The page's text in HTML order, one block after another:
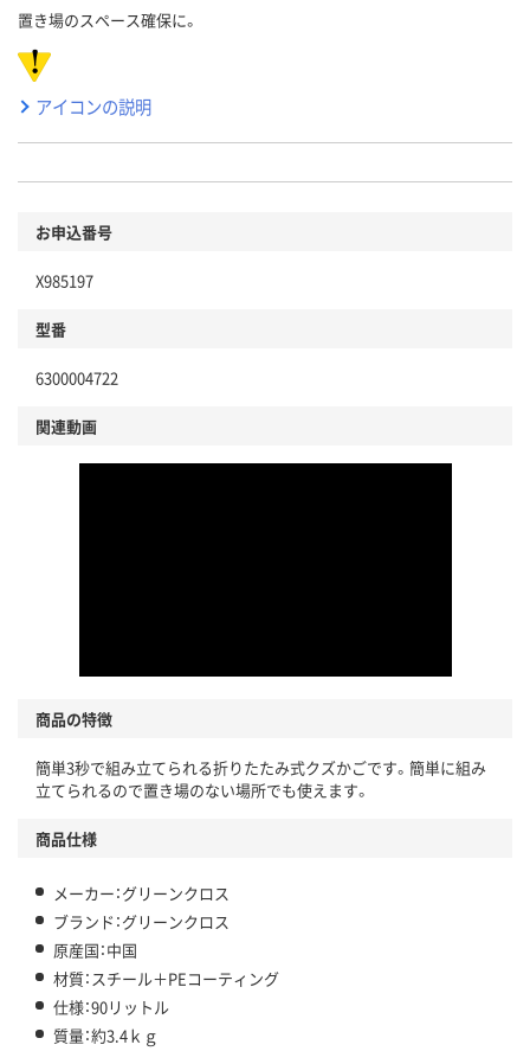
置き場のスペース確保に。
アイコンの説明
お申込番号
X985197
型番
6300004722
関連動画
商品の特徴
簡単3秒で組み立てられる折りたたみ式クズかごです。簡単に組み
立てられるので置き場のない場所でも使えます。
商品仕様
メーカー：グリーンクロス
ブランド：グリーンクロス
原産国：中国
材質：スチール＋PEコーティング
仕様：90リットル
質量：約3.4ｋｇ